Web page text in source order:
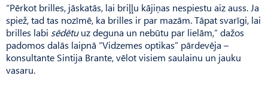
“Pērkot brilles, jāskatās, lai briļļu kājiņas nespiestu aiz auss. Ja
spiež, tad tas nozīmē, ka brilles ir par mazām. Tāpat svarīgi, lai
brilles labi sēdētuuz deguna un nebūtu par lielām,” dažos
padomos dalās laipnā “Vidzemes optikas” pārdevēja –
konsultante Sintija Brante, vēlot visiem saulainu un jauku
vasaru.